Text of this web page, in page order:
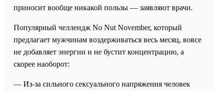
приносит вообще никакой пользы — заявляют врачи.
Популярный челлендж No Nut November, который
предлагает мужчинам воздерживаться весь месяц, вовсе
не добавляет энергии и не бустит концентрацию, а
скорее наоборот:
— Из-за сильного сексуального напряжения человек